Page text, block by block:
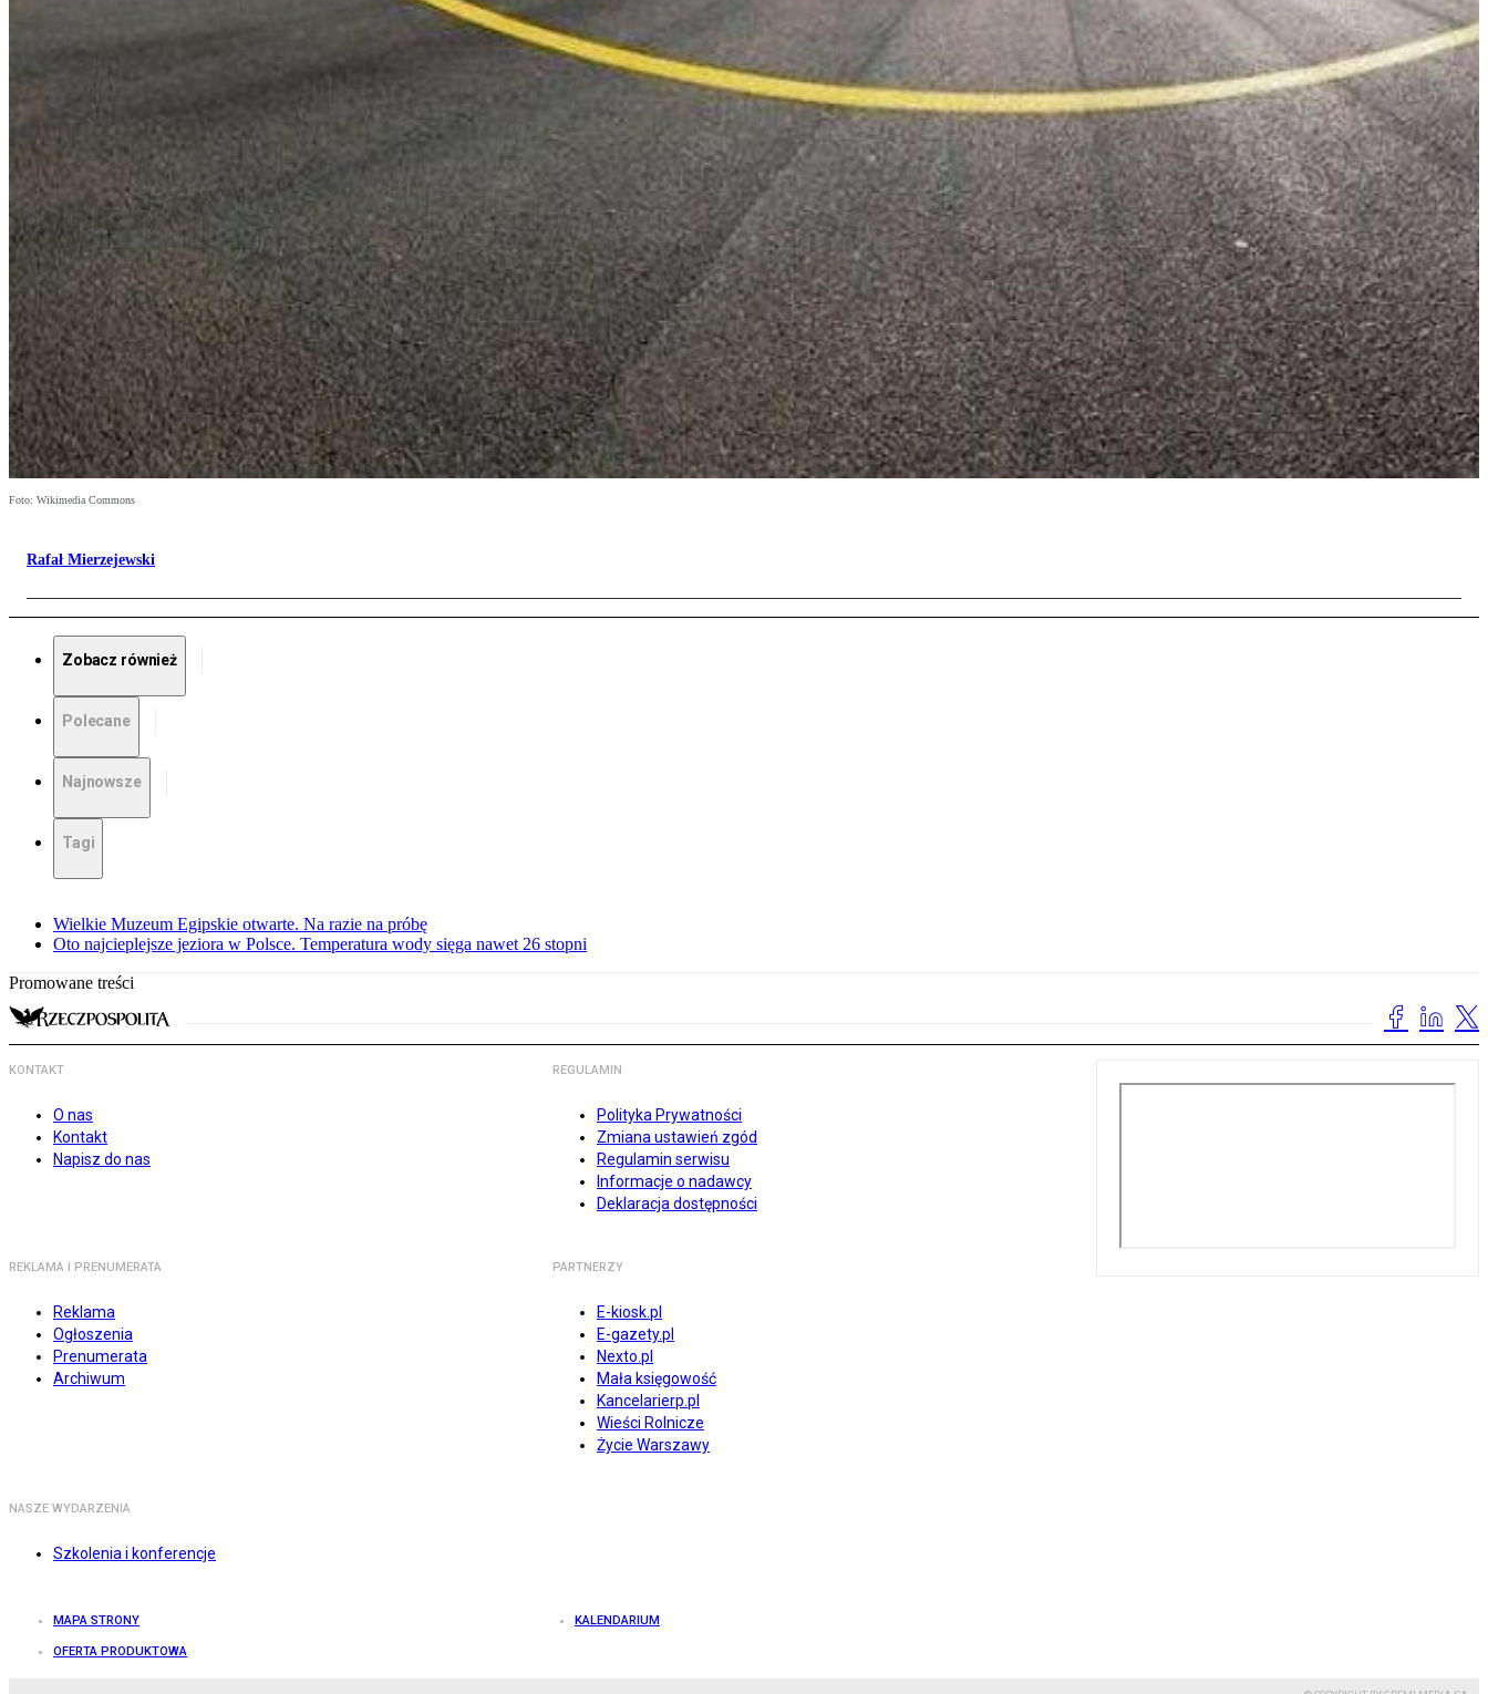
Foto: Wikimedia Commons
Rafał Mierzejewski
Zobacz również
Polecane
Najnowsze
Tagi
Wielkie Muzeum Egipskie otwarte. Na razie na próbę
Oto najcieplejsze jeziora w Polsce. Temperatura wody sięga nawet 26 stopni
Promowane treści
KONTAKT
O nas
Kontakt
Napisz do nas
REGULAMIN
Polityka Prywatności
Zmiana ustawień zgód
Regulamin serwisu
Informacje o nadawcy
Deklaracja dostępności
REKLAMA I PRENUMERATA
Reklama
Ogłoszenia
Prenumerata
Archiwum
PARTNERZY
E-kiosk.pl
E-gazety.pl
Nexto.pl
Mała księgowość
Kancelarierp.pl
Wieści Rolnicze
Życie Warszawy
NASZE WYDARZENIA
Szkolenia i konferencje
MAPA STRONY KALENDARIUM
OFERTA PRODUKTOWA